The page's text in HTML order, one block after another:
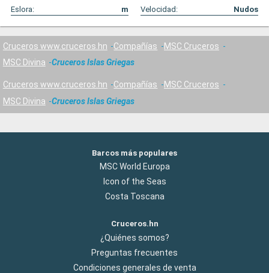
Eslora:
m Velocidad: Nudos
Cruceros www.cruceros.hn Compañías
MSC Cruceros
MSC Divina
Cruceros Islas Griegas
Cruceros www.cruceros.hn Compañías
MSC Cruceros
MSC Divina
Cruceros Islas Griegas
Barcos más populares
MSC World Europa
Icon of the Seas
Costa Toscana
Cruceros.hn
¿Quiénes somos?
Preguntas frecuentes
Condiciones generales de venta